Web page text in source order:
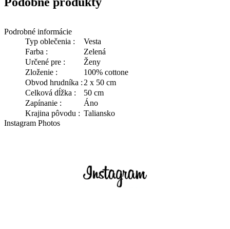
Podrobné informácie
Typ oblečenia :
Vesta
Farba :
Zelená
Určené pre :
Ženy
Zloženie :
100% cottone
Obvod hrudníka :2 x 50 cm
Celková dĺžka :
50 cm
Zapínanie :
Áno
Krajina pôvodu : Taliansko
Instagram Photos